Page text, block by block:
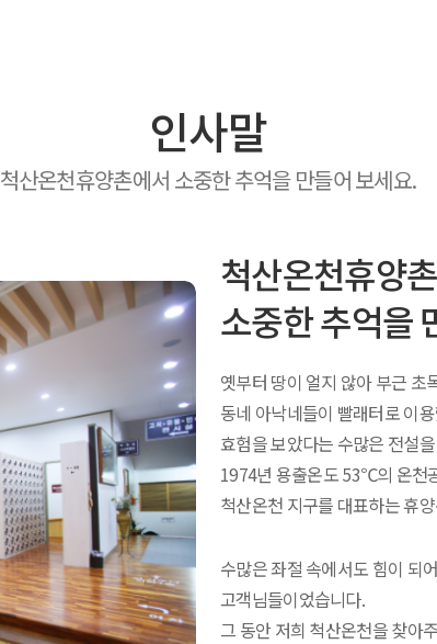
인사말
척산온천휴양촌에서 소중한 추억을 만들어 보세요.
척산온천휴양
소중한 추억을
옛부터 땅이 얼지 않아 부근 초
동네 아낙네들이 빨래터로 이
효험을 보았다는 수많은 전설
1974년 용출온도 53℃의 온천
척산온천 지구를 대표하는 휴
수많은 좌절 속에서도 힘이 되
고객님들이었습니다.
그 동안 저희 척산온천을 찾아